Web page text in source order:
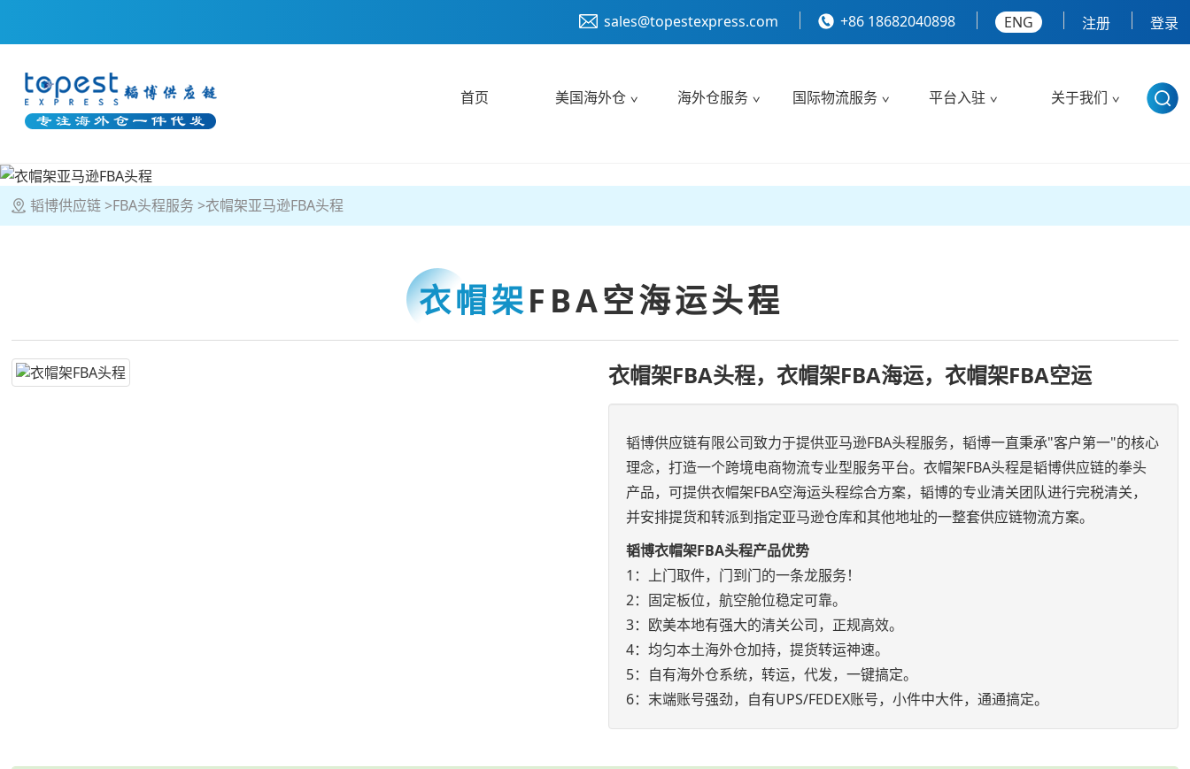
sales@topestexpress.com +86 18682040898 ENG 注册 登录
首页 美国海外仓 海外仓服务 国际物流服务 平台入驻 关于我们
韬博供应链 FBA头程服务 衣帽架亚马逊FBA头程
衣帽架FBA空海运头程
衣帽架FBA头程，衣帽架FBA海运，衣帽架FBA空运
韬博供应链有限公司致力于提供亚马逊FBA头程服务，韬博一直秉承"客户第一"的核心
理念，打造一个跨境电商物流专业型服务平台。衣帽架FBA头程是韬博供应链的拳头
产品，可提供衣帽架FBA空海运头程综合方案，韬博的专业清关团队进行完税清关，
并安排提货和转派到指定亚马逊仓库和其他地址的一整套供应链物流方案。
韬博衣帽架FBA头程产品优势
1：上门取件，门到门的一条龙服务！
2：固定板位，航空舱位稳定可靠。
3：欧美本地有强大的清关公司，正规高效。
4：均匀本土海外仓加持，提货转运神速。
5：自有海外仓系统，转运，代发，一键搞定。
6：末端账号强劲，自有UPS/FEDEX账号，小件中大件，通通搞定。